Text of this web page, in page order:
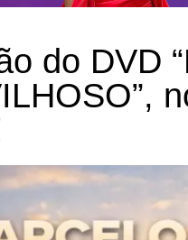
do DVD